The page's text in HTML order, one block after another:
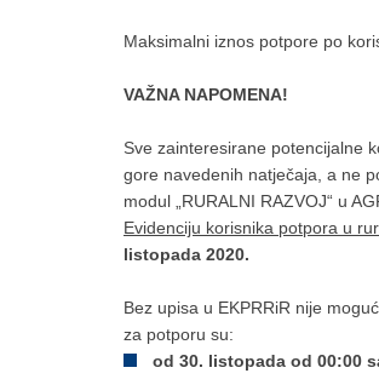
Maksimalni iznos potpore po
VAŽNA NAPOMENA!
Sve zainteresirane potencijalne
gore navedenih natječaja, a ne
modul „RURALNI RAZVOJ“ u
Evidenciju korisnika potpora u
listopada 2020.
Bez upisa u EKPRRiR nije
za potporu su:
od 30. listopada od 00:00